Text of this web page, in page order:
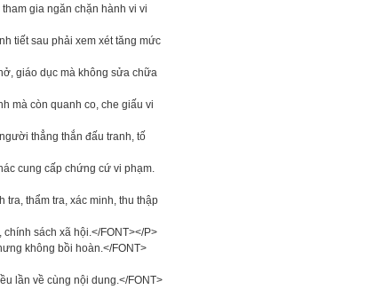
gia ngăn chặn hành vi vi
tiết sau phải xem xét tăng mức
giáo dục mà không sửa chữa
mà còn quanh co, che giấu vi
thẳng thắn đấu tranh, tố
cung cấp chứng cứ vi phạm.
tra, thẩm tra, xác minh, thu thập
sách xã hội.</FONT></P>
không bồi hoàn.</FONT>
lần về cùng nội dung.</FONT>